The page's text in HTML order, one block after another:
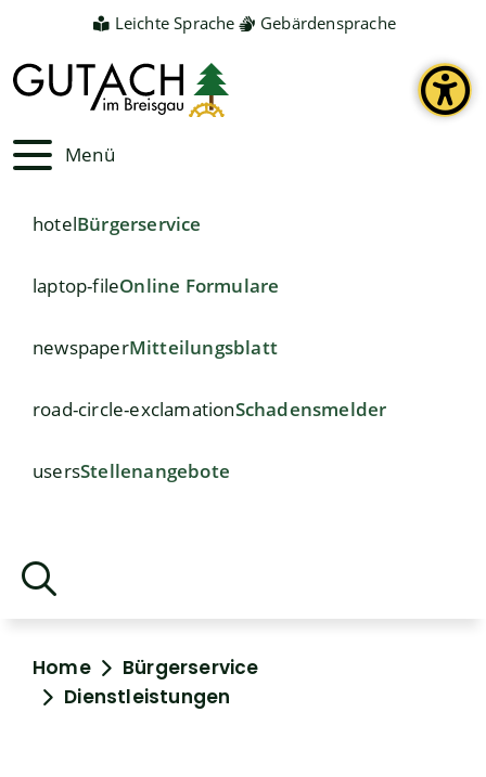
Leichte Sprache Gebärdensprache
Menü
hotelBürgerservice
laptop-fileOnline Formulare
newspaperMitteilungsblatt
road-circle-exclamationSchadensmelder
usersStellenangebote
Home
Bürgerservice
Dienstleistungen